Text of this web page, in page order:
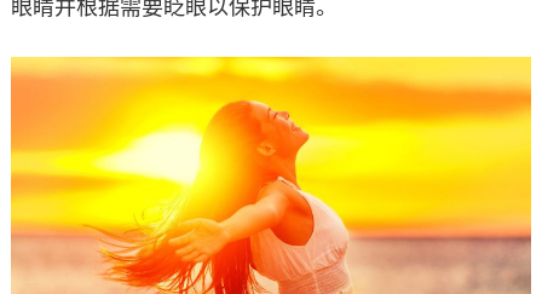
眼睛并根据需要眨眼以保护眼睛。